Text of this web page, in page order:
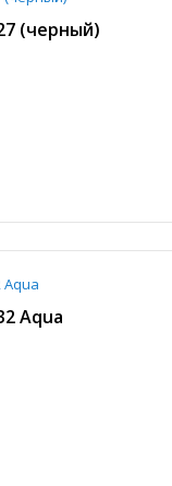
(черный)
Aqua